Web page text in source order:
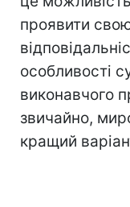
проявити
особливості
виконавчого
звичайно,
кращий